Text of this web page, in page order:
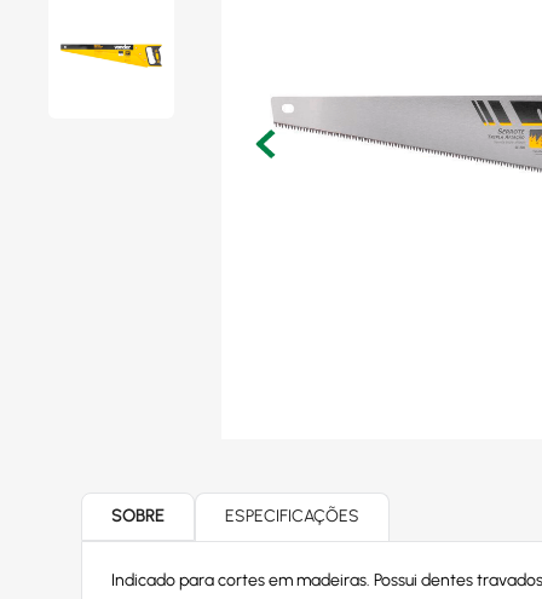
SOBRE ESPECIFICAÇÕES
Indicado para cortes em madeiras. Possui dentes